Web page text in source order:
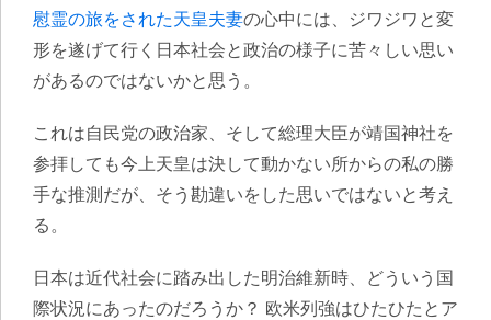
慰霊の旅をされた天皇夫妻の心中には、ジワジワと変
形を遂げて行く日本社会と政治の様子に苦々しい思い
があるのではないかと思う。
これは自民党の政治家、そして総理大臣が靖国神社を
参拝しても今上天皇は決して動かない所からの私の勝
手な推測だが、そう勘違いをした思いではないと考え
る。
日本は近代社会に踏み出した明治維新時、どういう国
際状況にあったのだろうか？ 欧米列強はひたひたとア